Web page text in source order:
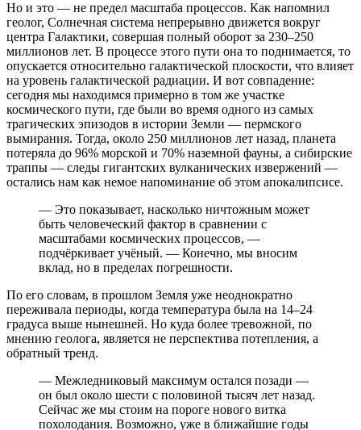
Но и это — не предел масштаба процессов. Как напомнил
геолог, Солнечная система непрерывно движется вокруг
центра Галактики, совершая полный оборот за 230–250
миллионов лет. В процессе этого пути она то поднимается, то
опускается относительно галактической плоскости, что влияет
на уровень галактической радиации. И вот совпадение:
сегодня мы находимся примерно в том же участке
космического пути, где были во время одного из самых
трагических эпизодов в истории Земли — пермского
вымирания. Тогда, около 250 миллионов лет назад, планета
потеряла до 96% морской и 70% наземной фауны, а сибирские
траппы — следы гигантских вулканических извержений —
остались нам как немое напоминание об этом апокалипсисе.
— Это показывает, насколько ничтожным может
быть человеческий фактор в сравнении с
масштабами космических процессов, —
подчёркивает учёный. — Конечно, мы вносим
вклад, но в пределах погрешности.
По его словам, в прошлом Земля уже неоднократно
переживала периоды, когда температура была на 14–24
градуса выше нынешней. Но куда более тревожной, по
мнению геолога, является не перспектива потепления, а
обратный тренд.
— Межледниковый максимум остался позади —
он был около шести с половиной тысяч лет назад.
Сейчас же мы стоим на пороге нового витка
похолодания. Возможно, уже в ближайшие годы